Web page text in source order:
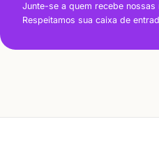
Junte-se a quem recebe
Respeitamos sua caixa de